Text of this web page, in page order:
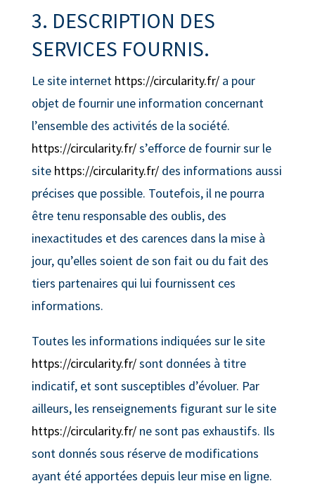
3. DESCRIPTION DES
SERVICES FOURNIS.
Le site internet https://circularity.fr/a pour
objet de fournir une information concernant
l’ensemble des activités de la société.
https://circularity.fr/s’efforce de fournir sur le
site https://circularity.fr/des informations aussi
précises que possible. Toutefois, il ne pourra
être tenu responsable des oublis, des
inexactitudes et des carences dans la mise à
jour, qu’elles soient de son fait ou du fait des
tiers partenaires qui lui fournissent ces
informations.
Toutes les informations indiquées sur le site
https://circularity.fr/sont données à titre
indicatif, et sont susceptibles d’évoluer. Par
ailleurs, les renseignements figurant sur le site
https://circularity.fr/ne sont pas exhaustifs. Ils
sont donnés sous réserve de modifications
ayant été apportées depuis leur mise en ligne.